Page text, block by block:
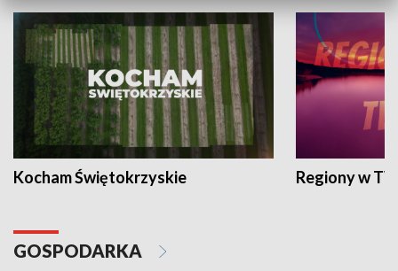
Kocham Świętokrzyskie Regiony w
GOSPODARKA